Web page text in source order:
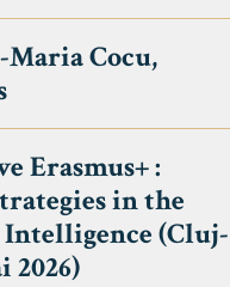
Cocu,
Erasmus+ :
in the
(Cluj-
2026)